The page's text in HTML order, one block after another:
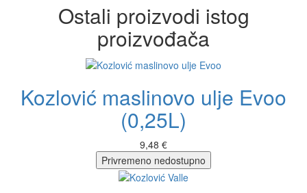
Ostali proizvodi istog
proizvođača
Kozlović maslinovo ulje Evoo
(0,25L)
9,48 €
Privremeno nedostupno